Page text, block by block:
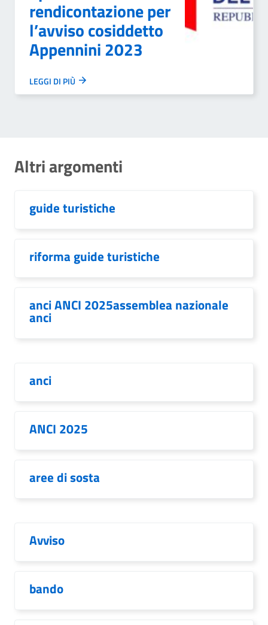
rendicontazione per
l’avviso cosiddetto
Appennini 2023
LEGGI DI PIÙ
Altri argomenti
guide turistiche
riforma guide turistiche
anci ANCI 2025assemblea nazionale
anci
anci
ANCI 2025
aree di sosta
Avviso
bando